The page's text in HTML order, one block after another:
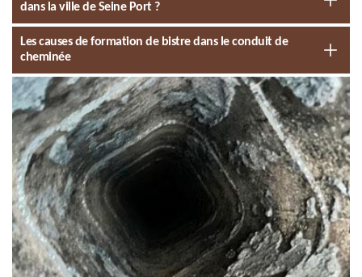
dans la ville de Seine Port ?
Les causes de formation de bistre dans le conduit de
cheminée